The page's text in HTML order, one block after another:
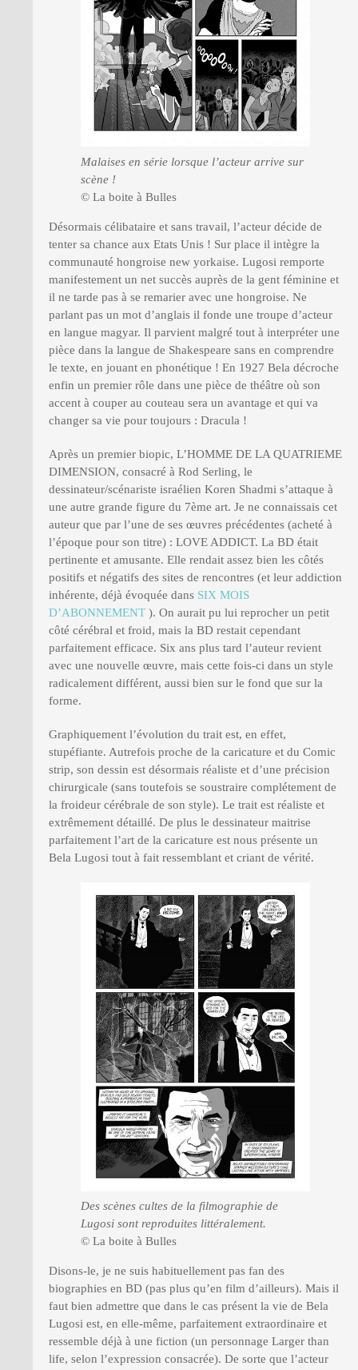
Malaises en série lorsque l’acteur arrive sur
scène !
© La boite à Bulles
Désormais célibataire et sans travail, l’acteur décide de
tenter sa chance aux Etats Unis ! Sur place il intègre la
communauté hongroise new yorkaise. Lugosi remporte
manifestement un net succès auprès de la gent féminine et
il ne tarde pas à se remarier avec une hongroise. Ne
parlant pas un mot d’anglais il fonde une troupe d’acteur
en langue magyar. Il parvient malgré tout à interpréter une
pièce dans la langue de Shakespeare sans en comprendre
le texte, en jouant en phonétique ! En 1927 Bela décroche
enfin un premier rôle dans une pièce de théâtre où son
accent à couper au couteau sera un avantage et qui va
changer sa vie pour toujours : Dracula !
Après un premier biopic, L’HOMME DE LA QUATRIEME
DIMENSION, consacré à Rod Serling, le
dessinateur/scénariste israélien Koren Shadmi s’attaque à
une autre grande figure du 7ème art. Je ne connaissais cet
auteur que par l’une de ses œuvres précédentes (acheté à
l’époque pour son titre) : LOVE ADDICT. La BD était
pertinente et amusante. Elle rendait assez bien les côtés
positifs et négatifs des sites de rencontres (et leur addiction
inhérente, déjà évoquée dans SIX MOIS
D’ABONNEMENT ). On aurait pu lui reprocher un petit
côté cérébral et froid, mais la BD restait cependant
parfaitement efficace. Six ans plus tard l’auteur revient
avec une nouvelle œuvre, mais cette fois-ci dans un style
radicalement différent, aussi bien sur le fond que sur la
forme.
Graphiquement l’évolution du trait est, en effet,
stupéfiante. Autrefois proche de la caricature et du Comic
strip, son dessin est désormais réaliste et d’une précision
chirurgicale (sans toutefois se soustraire complétement de
la froideur cérébrale de son style). Le trait est réaliste et
extrêmement détaillé. De plus le dessinateur maitrise
parfaitement l’art de la caricature est nous présente un
Bela Lugosi tout à fait ressemblant et criant de vérité.
Des scènes cultes de la filmographie de
Lugosi sont reproduites littéralement.
© La boite à Bulles
Disons-le, je ne suis habituellement pas fan des
biographies en BD (pas plus qu’en film d’ailleurs). Mais il
faut bien admettre que dans le cas présent la vie de Bela
Lugosi est, en elle-même, parfaitement extraordinaire et
ressemble déjà à une fiction (un personnage Larger than
life, selon l’expression consacrée). De sorte que l’acteur